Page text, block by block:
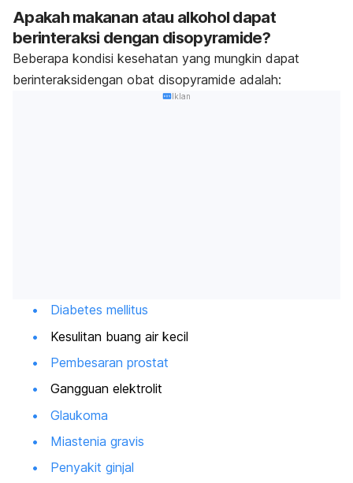
Apakah makanan atau alkohol dapat
berinteraksi dengan disopyramide?
Beberapa kondisi kesehatan yang mungkin dapat
berinteraksidengan obat disopyramide adalah:
Iklan
Diabetes mellitus
Kesulitan buang air kecil
Pembesaran prostat
Gangguan elektrolit
Glaukoma
Miastenia gravis
Penyakit ginjal